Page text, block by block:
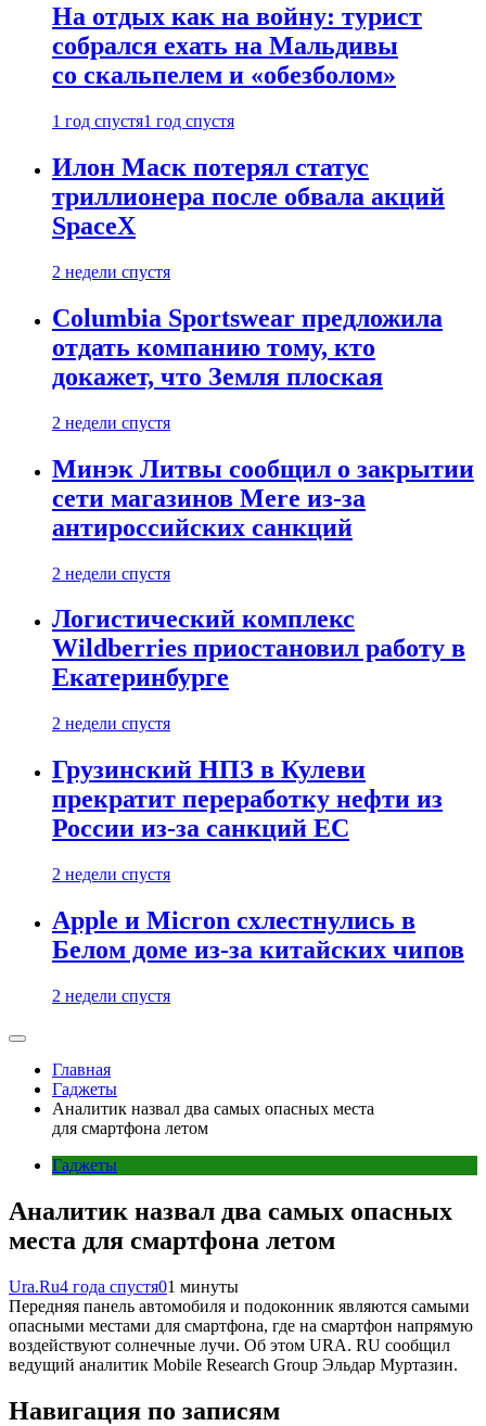
На отдых как на войну: турист
собрался ехать на Мальдивы
со скальпелем и «обезболом»
1 год спустя1 год спустя
Илон Маск потерял статус
триллионера после обвала акций
SpaceX
2 недели спустя
Columbia Sportswear предложила
отдать компанию тому, кто
докажет, что Земля плоская
2 недели спустя
Минэк Литвы сообщил о закрытии
сети магазинов Mere из-за
антироссийских санкций
2 недели спустя
Логистический комплекс
Wildberries приостановил работу в
Екатеринбурге
2 недели спустя
Грузинский НПЗ в Кулеви
прекратит переработку нефти из
России из-за санкций ЕС
2 недели спустя
Apple и Micron схлестнулись в
Белом доме из-за китайских чипов
2 недели спустя
Главная
Гаджеты
Аналитик назвал два самых опасных места
для смартфона летом
Гаджеты
Аналитик назвал два самых опасных
места для смартфона летом
Ura.Ru4 года спустя01 минуты
Передняя панель автомобиля и подоконник являются самыми
опасными местами для смартфона, где на смартфон напрямую
воздействуют солнечные лучи. Об этом URA. RU сообщил
ведущий аналитик Mobile Research Group Эльдар Муртазин.
Навигация по записям